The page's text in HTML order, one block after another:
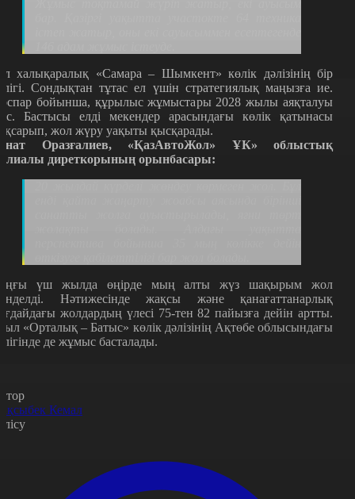
халықаралық «Самара – Шымкент» көлік дәлізінің бір
Сондықтан тұтас ел үшін стратегиялық маңызға ие.
бойынша, құрылыс жұмыстары 2028 жылы аяқталуы
Бастысы елді мекендер арасындағы көлік қатынасы
жол жүру уақыты қысқарады.
Оразғалиев, «ҚазАвтоЖол» ҰК» облыстық
диреткорының орынбасары:
үш жылда өңірде мың алты жүз шақырым жол
Нәтижесінде жақсы және қанағаттанарлық
жолдардың үлесі 75-тен 82 пайызға дейін артты.
«Орталық – Батыс» көлік дәлізінің Ақтөбе облысындағы
де жұмыс басталады.
Кемал